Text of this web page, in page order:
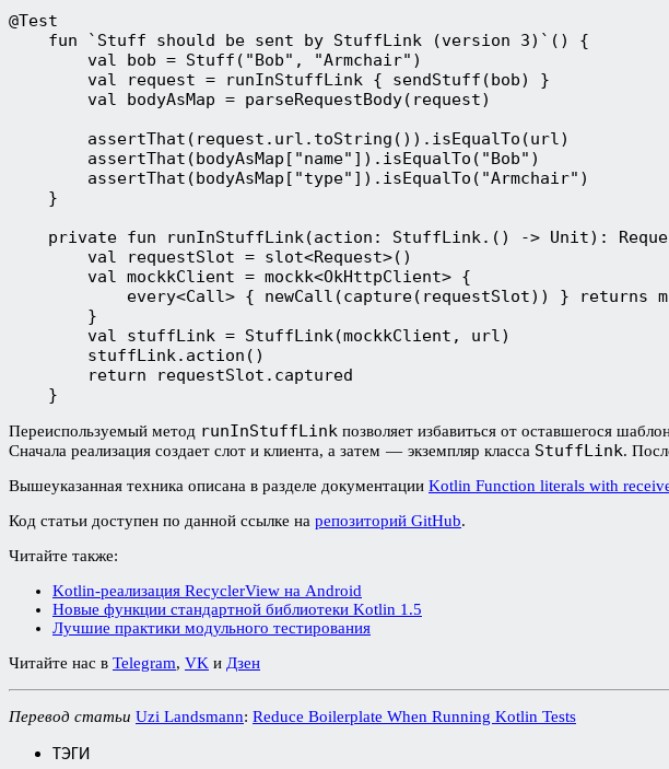
@Test
    fun `Stuff should be sent by StuffLink (version 3)`() {
        val bob = Stuff("Bob", "Armchair")
        val request = runInStuffLink { sendStuff(bob) }
        val bodyAsMap = parseRequestBody(request)
        assertThat(request.url.toString()).isEqualTo(url)
        assertThat(bodyAsMap["name"]).isEqualTo("Bob")
        assertThat(bodyAsMap["type"]).isEqualTo("Armchair")
    }
private fun runInStuffLink(action: StuffLink.() -> Unit):
        val requestSlot = slot<Request>()
        val mockkClient = mockk<OkHttpClient> {
every<Call> { newCall(capture(requestSlot)) } returns
        }
        val stuffLink = StuffLink(mockkClient, url)
        stuffLink.action()
        return requestSlot.captured
    }
Переиспользуемый метод runInStuffLink позволяет избавиться от оставшегося
Сначала реализация создает слот и клиента, а затем — экземпляр класса StuffLink.
Вышеуказанная техника описана в разделе документации Kotlin Function literals with
Код статьи доступен по данной ссылке на репозиторий GitHub.
Читайте также:
Kotlin-реализация RecyclerView на Android
Новые функции стандартной библиотеки Kotlin 1.5
Лучшие практики модульного тестирования
Читайте нас в Telegram, VK и Дзен
Перевод статьи Uzi Landsmann: Reduce Boilerplate When Running Kotlin Tests
ТЭГИ